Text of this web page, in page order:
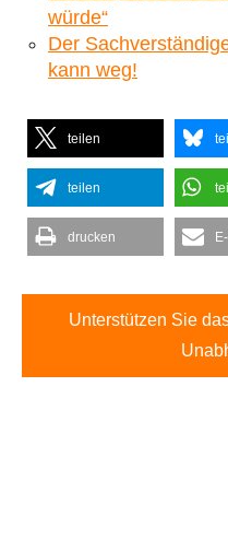
würde“
Der
kann weg!
teilen
teilen
drucken
Unterstützen Sie